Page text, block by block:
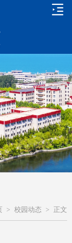
> 校园动态 > 正文